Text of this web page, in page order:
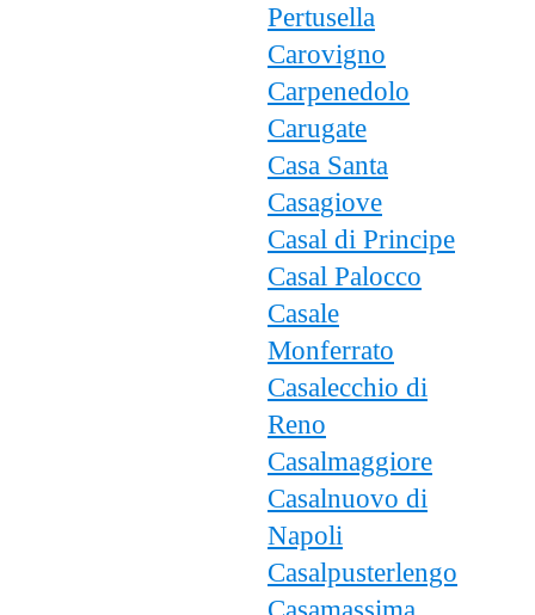
Pertusella
Carovigno
Carpenedolo
Carugate
Casa Santa
Casagiove
Casal di Principe
Casal Palocco
Casale
Monferrato
Casalecchio di
Reno
Casalmaggiore
Casalnuovo di
Napoli
Casalpusterlengo